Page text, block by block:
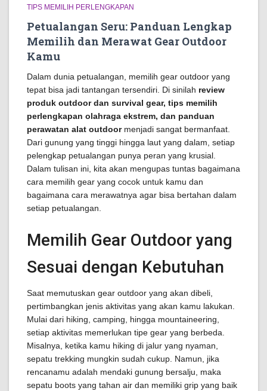
TIPS MEMILIH PERLENGKAPAN
Petualangan Seru: Panduan Lengkap
Memilih dan Merawat Gear Outdoor
Kamu
Dalam dunia petualangan, memilih gear outdoor yang
tepat bisa jadi tantangan tersendiri. Di sinilah review
produk outdoor dan survival gear, tips memilih
perlengkapan olahraga ekstrem, dan panduan
perawatan alat outdoormenjadi sangat bermanfaat.
Dari gunung yang tinggi hingga laut yang dalam, setiap
pelengkap petualangan punya peran yang krusial.
Dalam tulisan ini, kita akan mengupas tuntas bagaimana
cara memilih gear yang cocok untuk kamu dan
bagaimana cara merawatnya agar bisa bertahan dalam
setiap petualangan.
Memilih Gear Outdoor yang
Sesuai dengan Kebutuhan
Saat memutuskan gear outdoor yang akan dibeli,
pertimbangkan jenis aktivitas yang akan kamu lakukan.
Mulai dari hiking, camping, hingga mountaineering,
setiap aktivitas memerlukan tipe gear yang berbeda.
Misalnya, ketika kamu hiking di jalur yang nyaman,
sepatu trekking mungkin sudah cukup. Namun, jika
rencanamu adalah mendaki gunung bersalju, maka
sepatu boots yang tahan air dan memiliki grip yang baik